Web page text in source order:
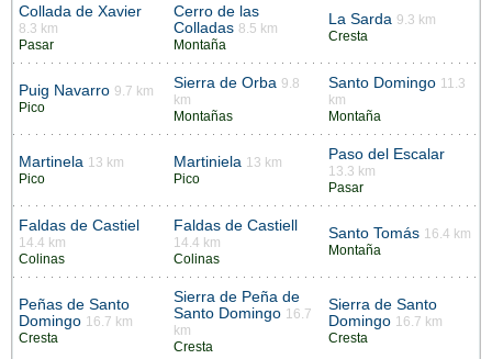
Collada de Xavier
8.3 km
Pasar
Cerro de las
Colladas 8.5 km
Montaña
La Sarda 9.3 km
Cresta
Puig Navarro 9.7 km
Pico
Sierra de Orba 9.8
km
Montañas
Santo Domingo 11.3
km
Montaña
Martinela 13 km
Pico
Martiniela 13 km
Pico
Paso del Escalar
13.3 km
Pasar
Faldas de Castiel
14.4 km
Colinas
Faldas de Castiell
14.4 km
Colinas
Santo Tomás 16.4 km
Montaña
Peñas de Santo
Domingo 16.7 km
Cresta
Sierra de Peña de
Santo Domingo 16.7
km
Cresta
Sierra de Santo
Domingo 16.7 km
Cresta